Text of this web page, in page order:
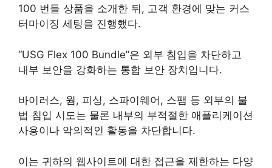
100 번들 상품을 소개한 뒤, 고객 환경에 맞는 커스
터마이징 세팅을 진행했다.
“USG Flex 100 Bundle”은 외부 침입을 차단하고
내부 보안을 강화하는 통합 보안 장치입니다.
바이러스, 웜, 피싱, 스파이웨어, 스팸 등 외부의 불
법 침입 시도는 물론 내부의 부적절한 애플리케이션
사용이나 악의적인 활동을 차단합니다.
이는 귀하의 웹사이트에 대한 접근을 제한하는 다양